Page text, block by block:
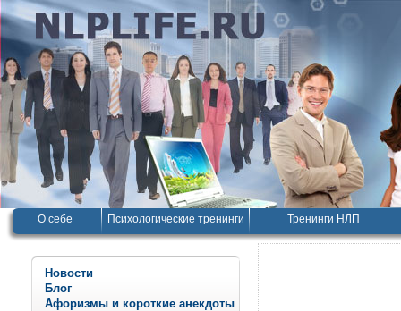
О себе Психологические тренинги Тренинги НЛП
Новости
Блог
Афоризмы и короткие анекдоты